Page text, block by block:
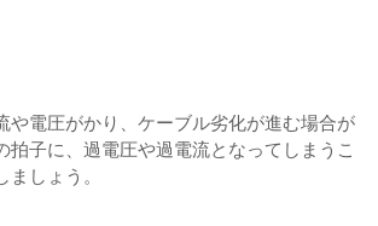
や電圧がかり、ケーブル劣化が進む場合が
拍子に、過電圧や過電流となってしまうこ
ましょう。